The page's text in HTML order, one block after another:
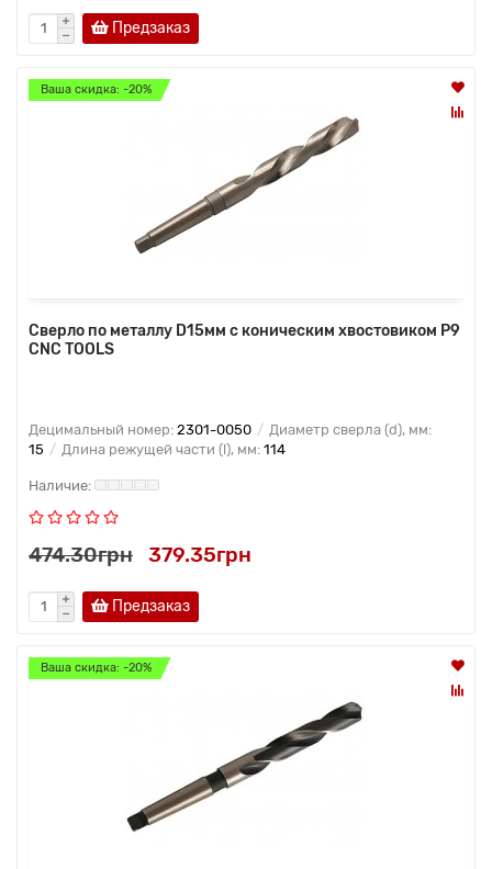
Предзаказ
Ваша скидка: -20%
Сверло по металлу D15мм с коническим хвостовиком Р9
CNC TOOLS
Децимальный номер: 2301-0050
Диаметр сверла (d), мм:
15
Длина режущей части (l), мм: 114
474.30грн 379.35грн
Предзаказ
Ваша скидка: -20%